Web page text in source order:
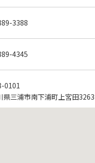
3388
4345
0101
県三浦市南下浦町上宮田